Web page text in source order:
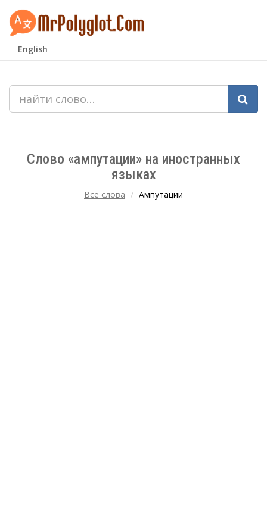
English
Слово «ампутации» на иностранных
языках
Все слова Ампутации